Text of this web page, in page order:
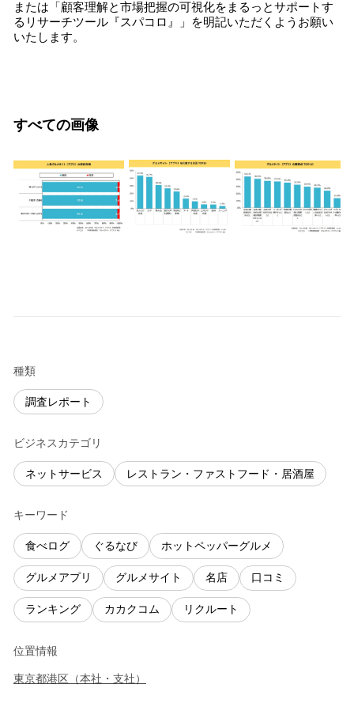
または「顧客理解と市場把握の可視化をまるっとサポートす
るリサーチツール『スパコロ』」を明記いただくようお願い
いたします。
すべての画像
種類
調査レポート
ビジネスカテゴリ
ネットサービス レストラン・ファストフード・居酒屋
キーワード
食べログ ぐるなび ホットペッパーグルメ
グルメアプリ グルメサイト 名店 口コミ
ランキング カカクコム リクルート
位置情報
東京都港区 （本社・支社 ）